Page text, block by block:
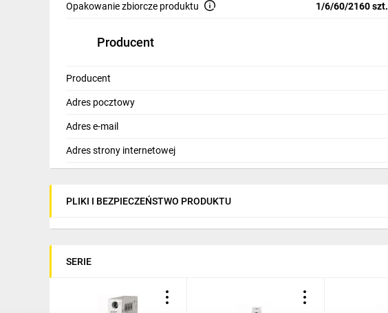
Opakowanie zbiorcze produktu 1/6/60/2160 szt.
Producent
Producent
Adres pocztowy
Adres e-mail
Adres strony internetowej
PLIKI I BEZPIECZEŃSTWO PRODUKTU
SERIE